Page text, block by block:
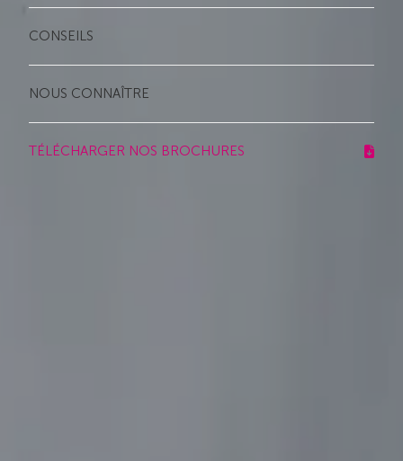
CONSEILS
NOUS CONNAÎTRE
TÉLÉCHARGER NOS BROCHURES